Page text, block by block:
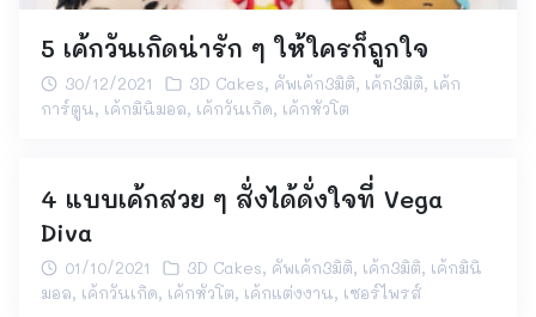
5 เค้กวันเกิดน่ารัก ๆ ให้ใครก็ถูกใจ
30/12/2021 3D Cakes, คัพเค้ก3มิติ, เค้ก3มิติ, เค้ก
การ์ตูน, เค้กมินิมอล, เค้กวันเกิด, เค้กหัวโต
4 แบบเค้กสวย ๆ สั่งได้ดั่งใจที่ Vega
Diva
01/10/2021 3D Cakes, คัพเค้ก3มิติ, เค้ก3มิติ, เค้กมินิ
มอล, เค้กวันเกิด, เค้กหัวโต, เค้กแต่งงาน, เซอร์ไพรส์